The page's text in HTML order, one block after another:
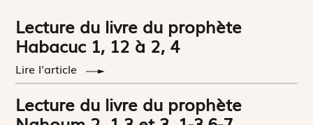
Lecture du livre du prophète
Habacuc 1, 12 à 2, 4
Lire l'article
Lecture du livre du prophète